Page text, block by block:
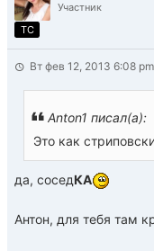
Участник
TC
Вт фев 12, 2013 6:08 pm
Anton1 писал(а):
Это как
да, соседКА
Антон, для тебя там